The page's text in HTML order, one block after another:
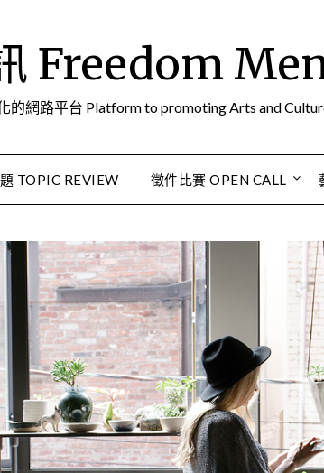
Freedom
的網路平台 Platform to promoting Arts and
TOPIC REVIEW 徵件比賽 OPEN CALL